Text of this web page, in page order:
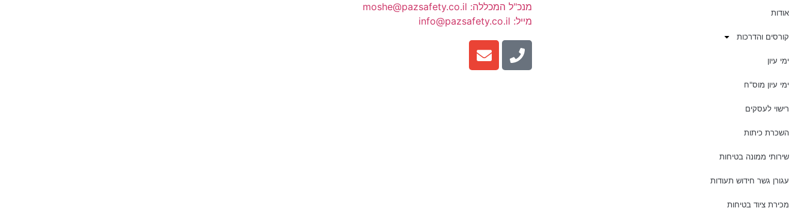
אודות
קורסים והדרכות
ימי עיון
ימי עיון מוס"ח
רישוי לעסקים
השכרת כיתות
שירותי ממונה בטיחות
עגורן גשר חידוש תעודות
מכירת ציוד בטיחות
מנכ"ל המכללה: moshe@pazsafety.co.il
מייל: info@pazsafety.co.il